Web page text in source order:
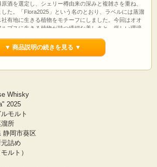
酒を選定し、シェリー樽由来の深みと複雑さを重ね、
た。「Flora2025」という名のとおり、ラベルには蒸溜
有地に生きる植物をモチーフにしました。今回はオオ
プスに生きる植物が持つ繊細な美しさと、厳しい環境
織りなす奥ゆかしい余韻をお楽しみください。
レンドにより香りや味が調和した状態を創り上げてい
調和」が私たちの目指す12年物のウイスキーであり、
現したものが本デッサンシリーズです。これに続くリリ
成する要素を南アルプスの生態系の種で表現しシリー
きます。ノンピートモデルのFlora（＝植物モチーフ）
ッドモデルのFauna（＝動物モチーフ）が集まり、徐々
を完成させていきます。
メント】
思わせるウッディなニュアンスと、シェリー樽のフラワ
▼ 商品説明の続きを見る ▼
Whisky
2025
モルト
所
静岡市葵区
詰め
ルト）